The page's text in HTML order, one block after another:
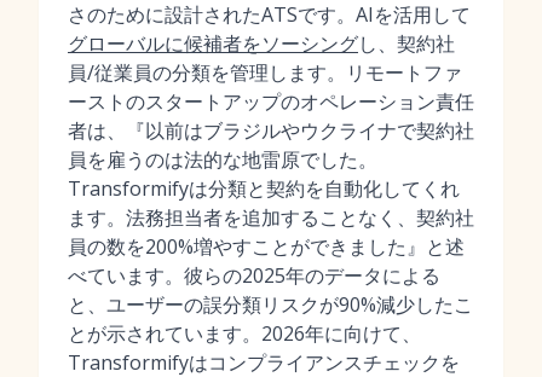
さのために設計されたATSです。AIを活用して
グローバルに候補者をソーシングし、契約社
員/従業員の分類を管理します。リモートファ
ーストのスタートアップのオペレーション責任
者は、『以前はブラジルやウクライナで契約社
員を雇うのは法的な地雷原でした。
Transformifyは分類と契約を自動化してくれ
ます。法務担当者を追加することなく、契約社
員の数を200%増やすことができました』と述
べています。彼らの2025年のデータによる
と、ユーザーの誤分類リスクが90%減少したこ
とが示されています。2026年に向けて、
Transformifyはコンプライアンスチェックを